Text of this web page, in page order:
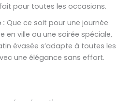
pour toutes les occasions.
: Que ce soit pour une journée
en ville ou une soirée spéciale,
évasée s’adapte à toutes les
une élégance sans effort.